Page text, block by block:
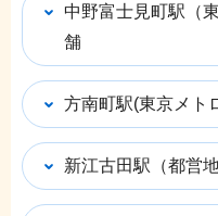
中野富士見町駅（
舗
方南町駅(東京メト
新江古田駅（都営